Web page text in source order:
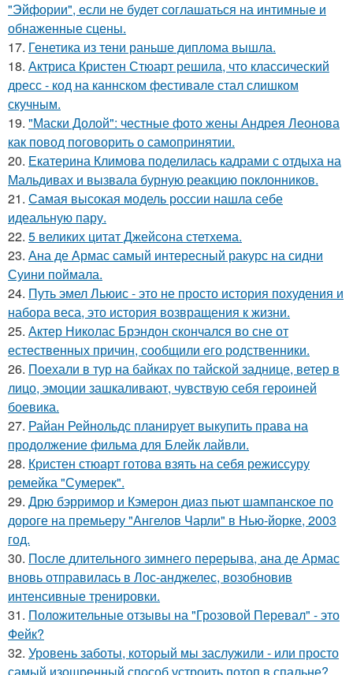
"Эйфории", если не будет соглашаться на интимные и
обнаженные сцены.
17. Генетика из тени раньше диплома вышла.
18. Актриса Кристен Стюарт решила, что классический
дресс - код на каннском фестивале стал слишком
скучным.
19. "Маски Долой": честные фото жены Андрея Леонова
как повод поговорить о самопринятии.
20. Екатерина Климова поделилась кадрами с отдыха на
Мальдивах и вызвала бурную реакцию поклонников.
21. Самая высокая модель россии нашла себе
идеальную пару.
22. 5 великих цитат Джейсoна стетхема.
23. Ана де Армас самый интересный ракурс на сидни
Суини поймала.
24. Путь эмел Льюис - это не просто история похудения и
набора веса, это история возвращения к жизни.
25. Актер Николас Брэндон скончался во сне от
естественных причин, сообщили его родственники.
26. Поехали в тур на байках по тайской заднице, ветер в
лицо, эмоции зашкаливают, чувствую себя героиней
боевика.
27. Райан Рейнольдс планирует выкупить права на
продолжение фильма для Блейк лайвли.
28. Кристен стюарт готова взять на себя режиссуру
ремейка "Сумерек".
29. Дрю бэрримор и Кэмерон диаз пьют шампанское по
дороге на премьеру "Ангелов Чарли" в Нью-йорке, 2003
год.
30. После длительного зимнего перерыва, ана де Армас
вновь отправилась в Лос-анджелес, возобновив
интенсивные тренировки.
31. Положительные отзывы на "Грозовой Перевал" - это
Фейк?
32. Уровень заботы, который мы заслужили - или просто
самый изощренный способ устроить потоп в спальне?